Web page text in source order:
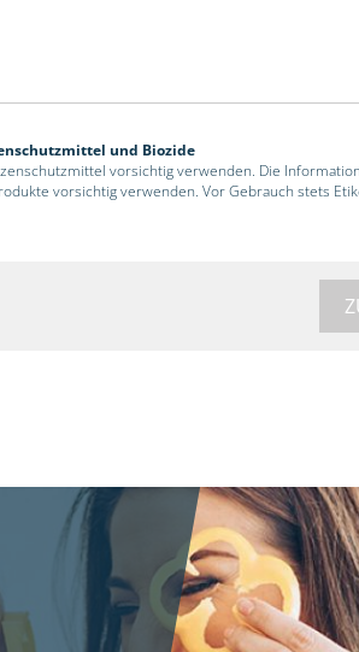
und Biozide
vorsichtig verwenden. Die
vorsichtig verwenden. Vor Gebrauch stets